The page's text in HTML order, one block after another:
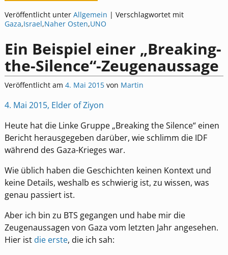
Veröffentlicht unter Allgemein | Verschlagwortet mit
Gaza,Israel,Naher Osten,UNO
Ein Beispiel einer „Breaking-
the-Silence“-Zeugenaussage
Veröffentlicht am 4. Mai 2015 von Martin
4. Mai 2015, Elder of Ziyon
Heute hat die Linke Gruppe „Breaking the Silence“ einen
Bericht herausgegeben darüber, wie schlimm die IDF
während des Gaza-Krieges war.
Wie üblich haben die Geschichten keinen Kontext und
keine Details, weshalb es schwierig ist, zu wissen, was
genau passiert ist.
Aber ich bin zu BTS gegangen und habe mir die
Zeugenaussagen von Gaza vom letzten Jahr angesehen.
Hier ist die erste, die ich sah: